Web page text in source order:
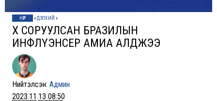
НҮҮР »ДЭЛХИЙ »
ӨӨХӨӨ СОРУУЛСАН БРАЗИЛЫН
ИНФЛҮЭНСЕР АМИА АЛДЖЭЭ
Нийтэлсэн: Админ
2023.11.13 08:50